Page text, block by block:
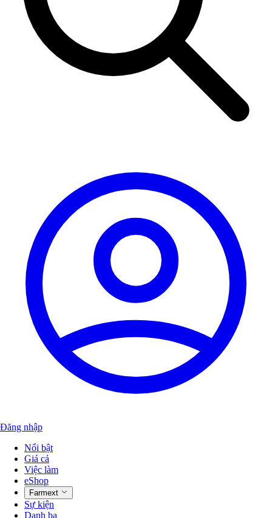
Đăng nhập
Nổi bật
Giá cả
Việc làm
eShop
Farmext
Sự kiện
Danh bạ